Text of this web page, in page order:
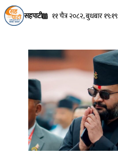
सहपाटी ११ चैत्र २०८२, बुधबार १९:१९